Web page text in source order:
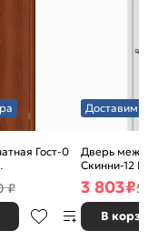
Гост-0
Л-11
каркасно-
₽
Доставим
Дверь
Скинни-12
глухая,
3 803₽5
В